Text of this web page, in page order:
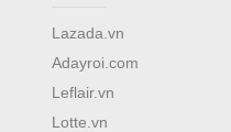
Lazada.vn
Adayroi.com
Leflair.vn
Lotte.vn